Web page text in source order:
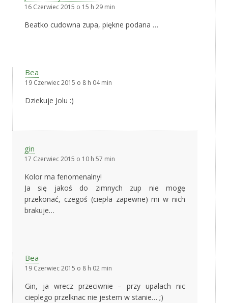
16 Czerwiec 2015 o 15 h 29 min
Beatko cudowna zupa, piękne podana …
Bea
19 Czerwiec 2015 o 8 h 04 min
Dziekuje Jolu :)
gin
17 Czerwiec 2015 o 10 h 57 min
Kolor ma fenomenalny!
Ja się jakoś do zimnych zup nie mogę
przekonać, czegoś (ciepła zapewne) mi w nich
brakuje…
Bea
19 Czerwiec 2015 o 8 h 02 min
Gin, ja wrecz przeciwnie – przy upalach nic
cieplego przelknac nie jestem w stanie… ;)